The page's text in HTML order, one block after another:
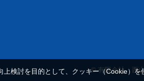
© 有限会社 西
検討を目的として、クッキー（Cookie）を